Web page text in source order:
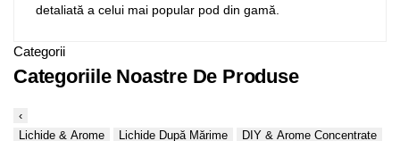
detaliată a celui mai popular pod din gamă.
Categorii
Categoriile Noastre De Produse
‹
Lichide & Arome
Lichide După Mărime
DIY & Arome Concentrate